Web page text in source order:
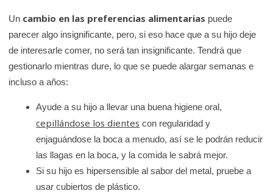
Un cambio en las preferencias alimentarias puede
parecer algo insignificante, pero, si eso hace que a su hijo deje
de interesarle comer, no será tan insignificante. Tendrá que
gestionarlo mientras dure, lo que se puede alargar semanas e
incluso a años:
Ayude a su hijo a llevar una buena higiene oral,
cepillándose los dientes con regularidad y
enjaguándose la boca a menudo, así se le podrán reducir
las llagas en la boca, y la comida le sabrá mejor.
Si su hijo es hipersensible al sabor del metal, pruebe a
usar cubiertos de plástico.